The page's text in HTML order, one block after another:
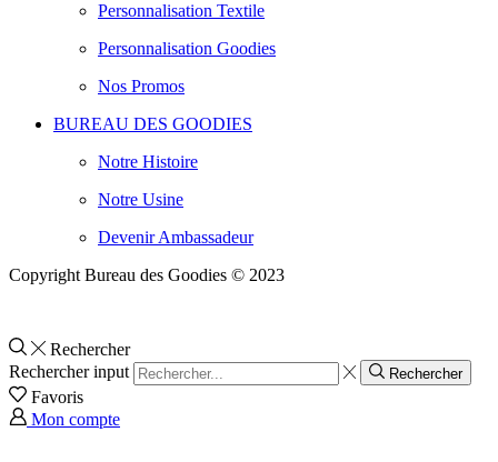
Personnalisation Textile
Personnalisation Goodies
Nos Promos
BUREAU DES GOODIES
Notre Histoire
Notre Usine
Devenir Ambassadeur
Copyright Bureau des Goodies © 2023
Rechercher
Rechercher input
Rechercher
Favoris
Mon compte